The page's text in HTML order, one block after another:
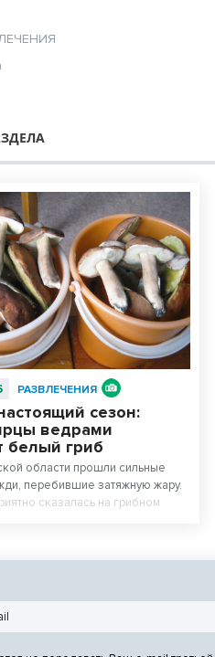
РАЗВЛЕЧЕНИЯ
сезон:
ведрами
белый гриб
области прошли сильные
перебившие затяжную жару.
сказалась на грибном